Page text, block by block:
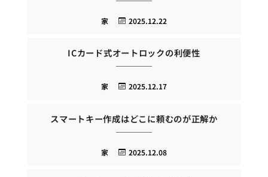
2025.12.22
家
ICカード式オートロックの利便性
2025.12.17
家
スマートキー作成はどこに頼むのが正解か
2025.12.08
家